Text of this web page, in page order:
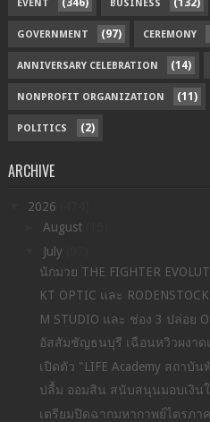
EVENT BUSINESS
GOVERNMENT (97) CEREMONY
ANNIVERSARY CELEBRATION (14)
NONPROFIT ORGANIZATION (11)
POLITICS (2)
ARCHIVE
2026
August
July
นักมวย THE FIGHTER
KT OPTIC และ
M STUDIO และ ช่อง 3 ปล่อย
อัสสัมชัญธนบุรี เฉือนหวิวผงา
เปิด​ตัว​ "LIFE Academy สถา
ปลื้ม ออมสิน สนับสนุนมอบเงิน
เตรียมปิดฉากมหากาพย์ไตรภา